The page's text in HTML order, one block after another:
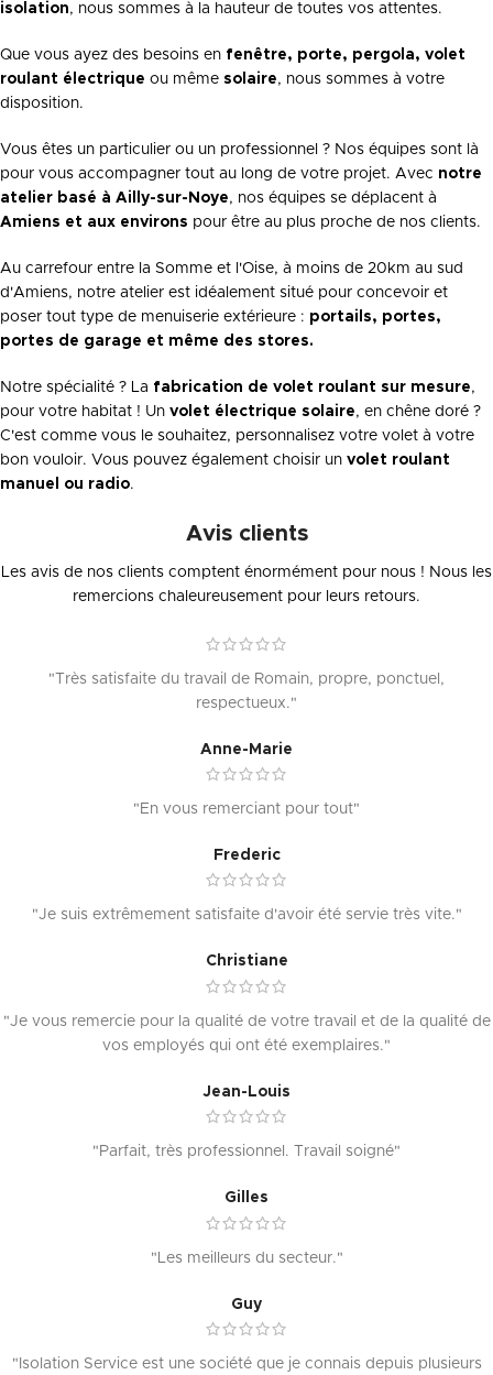
isolation, nous sommes à la hauteur de toutes vos attentes.
Que vous ayez des besoins en fenêtre, porte, pergola, volet
roulant électrique ou même solaire, nous sommes à votre
disposition.
Vous êtes un particulier ou un professionnel ? Nos équipes sont là
pour vous accompagner tout au long de votre projet. Avec notre
atelier basé à Ailly-sur-Noye, nos équipes se déplacent à
Amiens et aux environs pour être au plus proche de nos clients.
Au carrefour entre la Somme et l'Oise, à moins de 20km au sud
d'Amiens, notre atelier est idéalement situé pour concevoir et
poser tout type de menuiserie extérieure : portails, portes,
portes de garage et même des stores.
Notre spécialité ? La fabrication de volet roulant sur mesure,
pour votre habitat ! Un volet électrique solaire, en chêne doré ?
C'est comme vous le souhaitez, personnalisez votre volet à votre
bon vouloir. Vous pouvez également choisir un volet roulant
manuel ou radio.
Avis clients
Les avis de nos clients comptent énormément pour nous ! Nous les
remercions chaleureusement pour leurs retours.
"Très satisfaite du travail de Romain, propre, ponctuel,
respectueux."
Anne-Marie
"En vous remerciant pour tout"
Frederic
"Je suis extrêmement satisfaite d'avoir été servie très vite."
Christiane
"Je vous remercie pour la qualité de votre travail et de la qualité de
vos employés qui ont été exemplaires."
Jean-Louis
"Parfait, très professionnel. Travail soigné"
Gilles
"Les meilleurs du secteur."
Guy
"Isolation Service est une société que je connais depuis plusieurs